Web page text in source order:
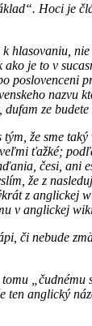
Hoci je
hlasovaniu,
je to v
poslovenceni
nazvu
ze
že sme
ťažké;
česi, ani
že z
z anglickej
v anglickej
či nebude
ten anglický